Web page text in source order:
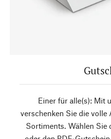
Einer für alle(s): Mit
verschenken Sie die
Sortiments. Wählen Sie